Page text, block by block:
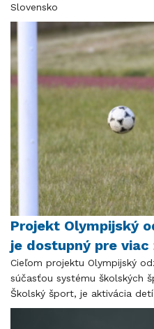
Slovensko
Projekt Olympijský
je dostupný pre viac
Cieľom projektu Olympijský
súčasťou systému školských
Školský šport, je aktivácia